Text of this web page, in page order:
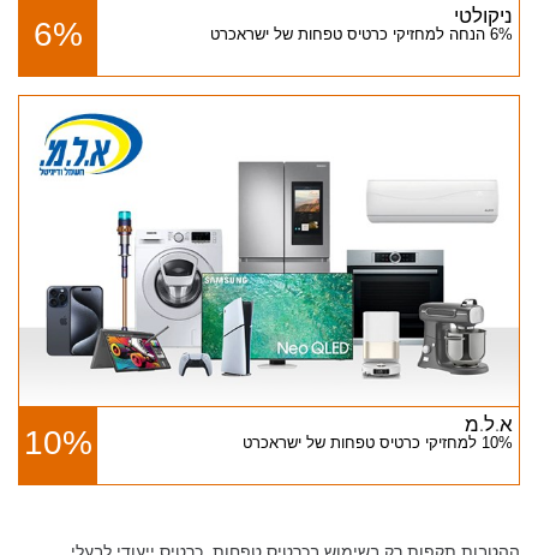
ניקולטי
6% הנחה למחזיקי כרטיס טפחות של ישראכרט 6%
א.ל.מ
10% למחזיקי כרטיס טפחות של ישראכרט 10%